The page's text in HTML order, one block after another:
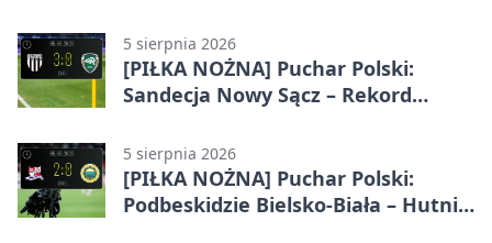
5 sierpnia 2026
[PIŁKA NOŻNA] Puchar Polski:
Sandecja Nowy Sącz – Rekord
5 sierpnia 2026
[PIŁKA NOŻNA] Puchar Polski:
Podbeskidzie Bielsko-Biała – Hutnik